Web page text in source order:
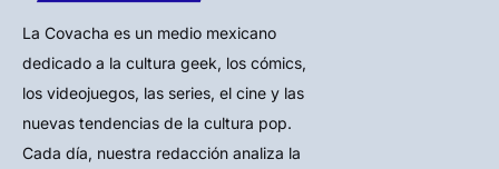
La Covacha es un medio mexicano
dedicado a la cultura geek, los cómics,
los videojuegos, las series, el cine y las
nuevas tendencias de la cultura pop.
Cada día, nuestra redacción analiza la